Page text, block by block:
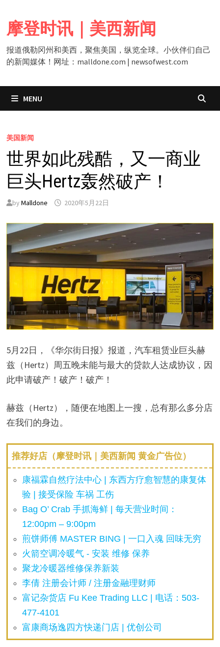
content
摩登时讯｜美西新闻
报道俄勒冈州和美西，聚焦美国，纵览全球。小伙伴们自己
的新闻媒体！网址：malldone.com | newsofwest.com
MENU
美国新闻
世界如此残酷，又一商业
巨头Hertz轰然破产！
by Malldone 2020年5月22日
5月22日，《华尔街日报》报道，汽车租赁业巨头赫
兹（Hertz）周五晚未能与最大的贷款人达成协议，因
此申请破产！破产！破产！
赫兹（Hertz），随便在地图上一搜，总有那么多分店
在我们的身边。
推荐好店（摩登时讯｜美西新闻 黄金广告位）
康福霖自然疗法中心 | 东西方疗愈智慧的康复体
验 | 接受保险 车祸 工伤
Bag O’ Crab 手抓海鲜 | 每天营业时间：
12:00pm – 9:00pm
煎饼师傅 MASTER BING | 一口入魂 回味无穷
火箭空调冷暖气 - 安装 维修 保养
聚龙冷暖器维修保养新装
李倩 注册会计师 / 注册金融理财师
富记杂货店 Fu Kee Trading LLC | 电话：503-
477-4101
富康商场逸四方快递门店 | 优创公司